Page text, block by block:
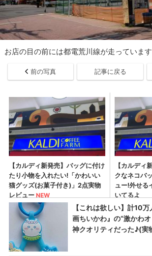
お店の目の前には都電荒川線が走っています
前の写真 記事に戻る